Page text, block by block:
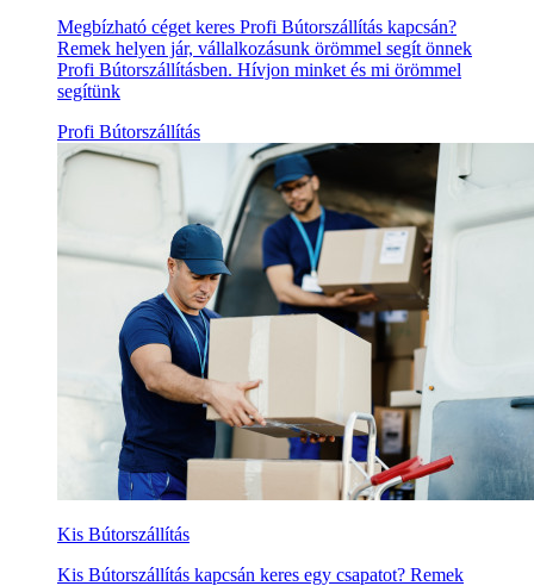
Megbízható céget keres Profi Bútorszállítás kapcsán?
Remek helyen jár, vállalkozásunk örömmel segít önnek
Profi Bútorszállításben. Hívjon minket és mi örömmel
segítünk
Profi Bútorszállítás
Kis Bútorszállítás
Kis Bútorszállítás kapcsán keres egy csapatot? Remek